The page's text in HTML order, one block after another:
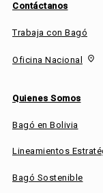
Contáctanos
Trabaja con Bagó
Oficina Nacional fmd_good
Quienes Somos
Bagó en Bolivia
Lineamientos
Bagó Sostenible